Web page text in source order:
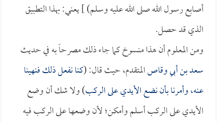
أصابع رسول الله صلى الله عليه وسلم) ] يعني: بهذا التطبيق
الذي قد حصل.
ومن المعلوم أن هذا منسوخ كما جاء ذلك مصرحاً به في حديث
سعد بن أبي وقاصالمتقدم، حيث قال: (كنا نفعل ذلك فنهينا
عنه، وأمرنا بأن نضع الأيدي على الركب) ولا شك أن وضع
الأيدي على الركب أسلم وأمكن؛ لأن وضعها على الركب فيه